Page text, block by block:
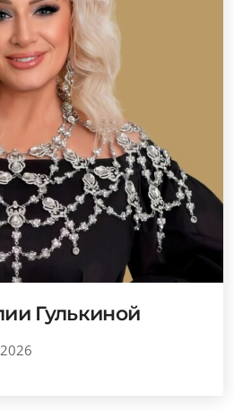
Гулькиной